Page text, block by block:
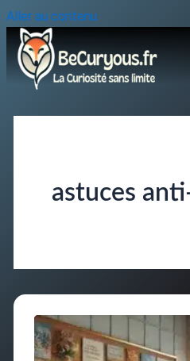
Aller au contenu
astuces